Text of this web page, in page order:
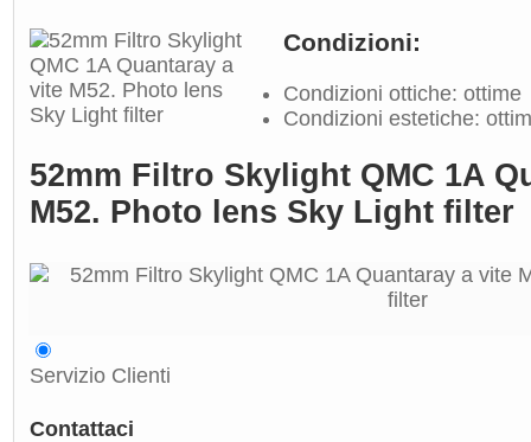
Condizioni:
Condizioni ottiche: ottime
Condizioni estetiche:
52mm Filtro Skylight QMC 1A
M52. Photo lens Sky Light filter
Servizio Clienti
Contattaci